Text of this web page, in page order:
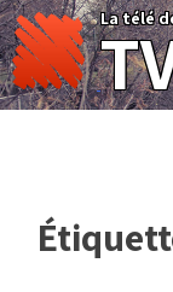
Skip
to
content
La télé